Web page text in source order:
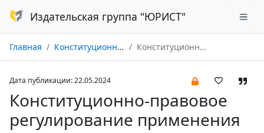
Издательская группа "ЮРИСТ"
Главная Конституционное и муниципальное право № 05/2024 Конституционно-правовое регулирование применения международных санкций в Швеции
Дата публикации: 22.05.2024
Конституционно-правовое
регулирование применения